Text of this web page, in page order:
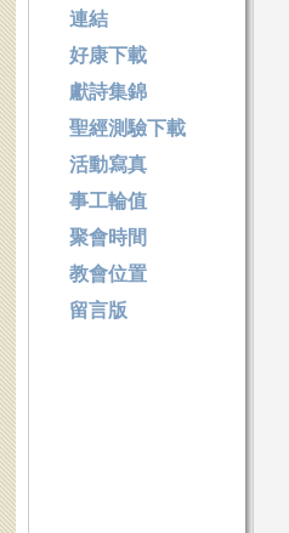
連結
好康下載
獻詩集錦
聖經測驗下載
活動寫真
事工輪值
聚會時間
教會位置
留言版